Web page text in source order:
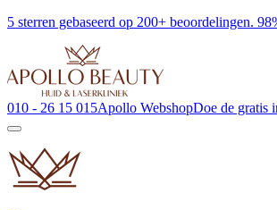
5 sterren gebaseerd op 200+ beoordelingen.
010 - 26 15 015Apollo WebshopDoe de gratis